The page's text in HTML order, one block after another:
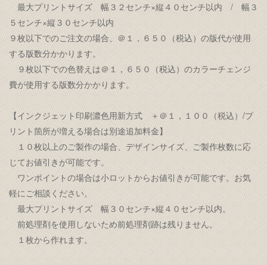
最大プリントサイズ 幅３２センチ×縦４０センチ以内 / 幅３
５センチ×縦３０センチ以内
９枚以下でのご注文の場合、＠１，６５０（税込）の版代が使用
する版数分かかります。
９枚以下での色替えは＠１，６５０（税込）のカラーチェンジ
費が使用する版数分かかります。
【インクジェット印刷濃色用新方式 ＋＠１，１００（税込）/プ
リント箇所が増える場合は別途追加料金】
１０枚以上のご製作の場合、デザインサイズ、ご製作枚数に応
じてお値引きが可能です。
ワンポイントの場合は小ロットからお値引きが可能です。お気
軽にご相談ください。
最大プリントサイズ 幅３０センチ×縦４０センチ以内。
前処理剤を使用しないため前処理剤跡は残りません。
１枚から作れます。